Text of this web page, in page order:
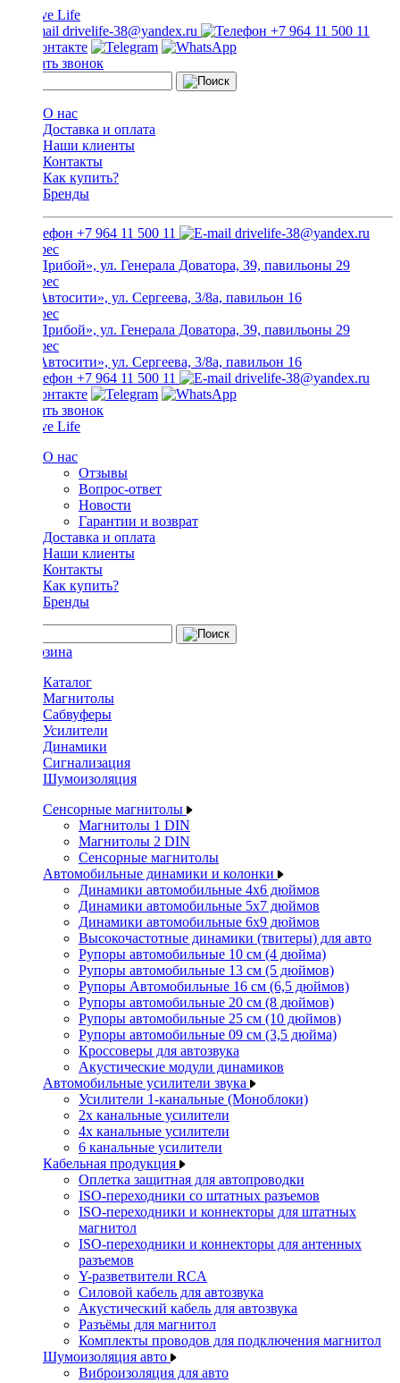
drivelife-38@yandex.ru +7 964 11 500 11
Заказать звонок
О нас
Доставка и оплата
Наши клиенты
Контакты
Как купить?
Бренды
+7 964 11 500 11 drivelife-38@yandex.ru
ТЦ «Прибой», ул. Генерала Доватора, 39, павильоны 29
ТЦ «Автосити», ул. Сергеева, 3/8а, павильон 16
ТЦ «Прибой», ул. Генерала Доватора, 39, павильоны 29
ТЦ «Автосити», ул. Сергеева, 3/8а, павильон 16
+7 964 11 500 11
drivelife-38@yandex.ru
Заказать звонок
О нас
Отзывы
Вопрос-ответ
Новости
Гарантии и возврат
Доставка и оплата
Наши клиенты
Контакты
Как купить?
Бренды
Каталог
Магнитолы
Сабвуферы
Усилители
Динамики
Сигнализация
Шумоизоляция
Сенсорные магнитолы
Магнитолы 1 DIN
Магнитолы 2 DIN
Сенсорные магнитолы
Автомобильные динамики и колонки
Динамики автомобильные 4x6 дюймов
Динамики автомобильные 5x7 дюймов
Динамики автомобильные 6x9 дюймов
Высокочастотные динамики (твитеры) для авто
Рупоры автомобильные 10 см (4 дюйма)
Рупоры автомобильные 13 см (5 дюймов)
Рупоры Автомобильные 16 см (6,5 дюймов)
Рупоры автомобильные 20 см (8 дюймов)
Рупоры автомобильные 25 см (10 дюймов)
Рупоры автомобильные 09 см (3,5 дюйма)
Кроссоверы для автозвука
Акустические модули динамиков
Автомобильные усилители звука
Усилители 1-канальные (Моноблоки)
2х канальные усилители
4х канальные усилители
6 канальные усилители
Кабельная продукция
Оплетка защитная для автопроводки
ISO-переходники со штатных разъемов
ISO-переходники и коннекторы для штатных
магнитол
ISO-переходники и коннекторы для антенных
разъемов
Y-разветвители RCA
Силовой кабель для автозвука
Акустический кабель для автозвука
Разъёмы для магнитол
Комплекты проводов для подключения магнитол
Шумоизоляция авто
Виброизоляция для авто